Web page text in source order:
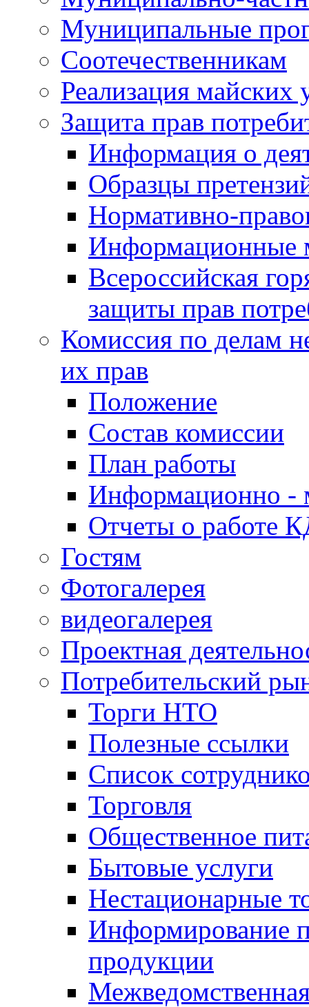
Муниципальные
Соотечественникам
Реализация майских
Защита прав
Информация о
Образцы
Нормативно-
Информационные
Всероссийская
защиты прав
Комиссия по делам
их прав
Положение
Состав комиссии
План работы
Информационно -
Отчеты о работе
Гостям
Фотогалерея
видеогалерея
Проектная
Потребительский
Торги НТО
Полезные ссылки
Список
Торговля
Общественное
Бытовые услуги
Нестационарные
Информирование
продукции